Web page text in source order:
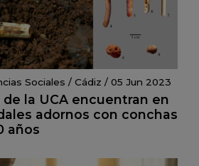
Sociales / Cádiz / 05 Jun 2023
la UCA encuentran en
adornos con conchas
años